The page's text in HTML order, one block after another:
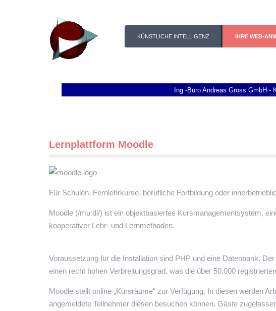
KÜNSTLICHE INTELLIGENZ IHRE WEB-
Ing.-Büro Andreas Gross GmbH -
Lernplattform Moodle
Für Schulen, Fernlehrkurse, berufliche Fortbildung oder
Moodle (/muːdl/) ist ein objektbasiertes Kursmanagementsystem,
kooperativer Lehr- und Lernmethoden.
Voraussetzung für die Installation sind PHP und eine Datenbank.
einen recht hohen Verbreitungsgrad, was die über 50.000
Moodle stellt online „Kursräume“ zur Verfügung. In diesen werden
angemeldete Teilnehmer diesen besuchen können, Gäste